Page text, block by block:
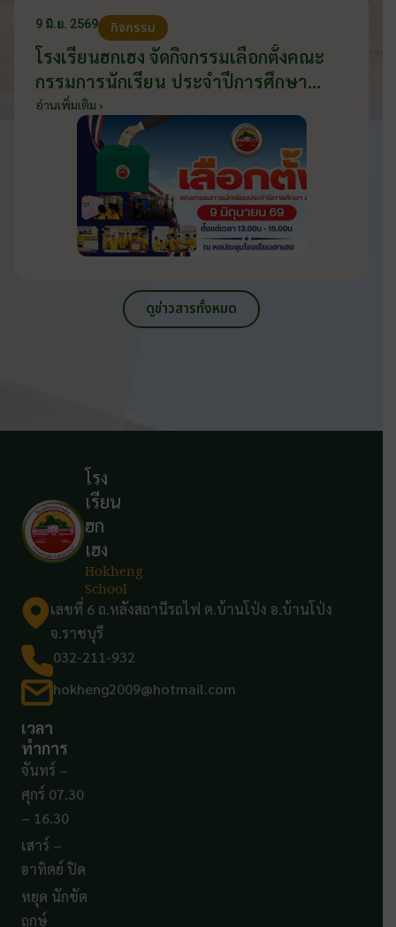
9 มิ.ย. 2569 กิจกรรม
โรงเรียนฮกเฮง จัดกิจกรรมเลือกตั้งคณะ
กรรมการนักเรียน ประจำปีการศึกษา
2569 ส่งเสริมประชาธิปไตยในโรงเรียน
วันที่ 9 มิถุนายน 2569
อ่านเพิ่มเติม ›
ดูข่าวสารทั้งหมด
โรง
เรียน
ฮก
เฮง
Hokheng
School
เลขที่ 6 ถ.หลังสถานีรถไฟ ต.บ้านโป่ง อ.บ้านโป่ง
จ.ราชบุรี
032-211-932
hokheng2009@hotmail.com
เวลา
ทำการ
จันทร์ –
ศุกร์ 07.30
– 16.30
เสาร์ –
อาทิตย์ ปิด
หยุด นักขัต
ฤกษ์